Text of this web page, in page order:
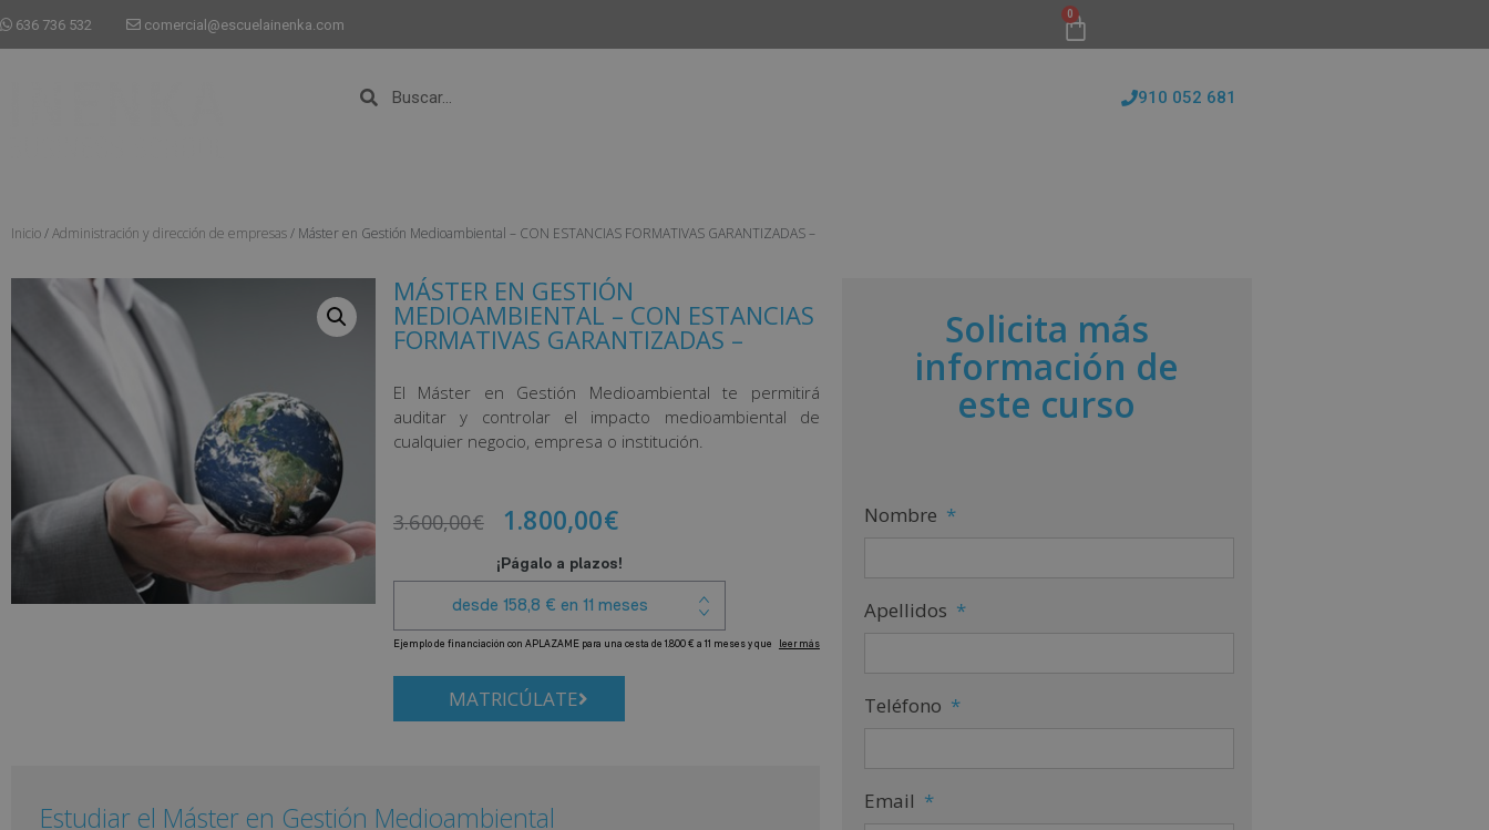
636 736 532 comercial@escuelainenka.com
0
910 052 681
Inicio/Administración y dirección de empresas/ Máster en Gestión Medioambiental – CON ESTANCIAS FORMATIVAS GARANTIZADAS –
MÁSTER EN GESTIÓN
MEDIOAMBIENTAL – CON ESTANCIAS
FORMATIVAS GARANTIZADAS –
El Máster en Gestión Medioambiental te permitirá
auditar y controlar el impacto medioambiental de
cualquier negocio, empresa o institución.
3.600,00€ 1.800,00€
MATRICÚLATE
Estudiar el Máster en Gestión Medioambiental
Solicita más
información de
este curso
Nombre *
Apellidos *
Teléfono *
Email *